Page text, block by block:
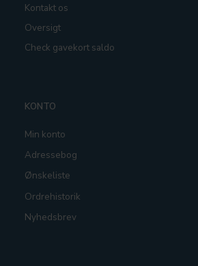
Kontakt os
Oversigt
Check gavekort saldo
KONTO
Min konto
Adressebog
Ønskeliste
Ordrehistorik
Nyhedsbrev